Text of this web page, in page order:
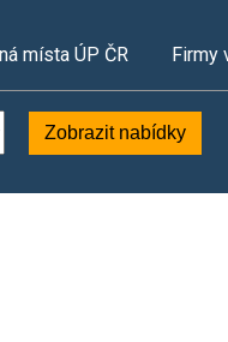
místa ÚP ČR Firmy
Zobrazit nabídky